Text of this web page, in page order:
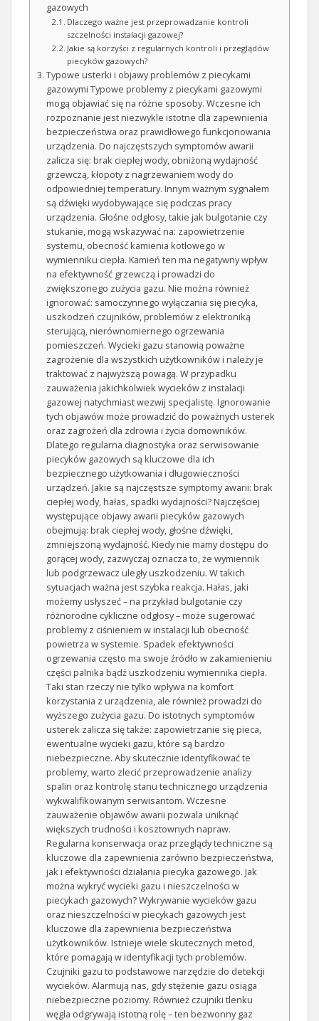
gazowych
Dlaczego ważne jest przeprowadzanie kontroli
szczelności instalacji gazowej?
Jakie są korzyści z regularnych kontroli i przeglądów
piecyków gazowych?
Typowe usterki i objawy problemów z piecykami
gazowymi Typowe problemy z piecykami gazowymi
mogą objawiać się na różne sposoby. Wczesne ich
rozpoznanie jest niezwykle istotne dla zapewnienia
bezpieczeństwa oraz prawidłowego funkcjonowania
urządzenia. Do najczęstszych symptomów awarii
zalicza się: brak ciepłej wody, obniżoną wydajność
grzewczą, kłopoty z nagrzewaniem wody do
odpowiedniej temperatury. Innym ważnym sygnałem
są dźwięki wydobywające się podczas pracy
urządzenia. Głośne odgłosy, takie jak bulgotanie czy
stukanie, mogą wskazywać na: zapowietrzenie
systemu, obecność kamienia kotłowego w
wymienniku ciepła. Kamień ten ma negatywny wpływ
na efektywność grzewczą i prowadzi do
zwiększonego zużycia gazu. Nie można również
ignorować: samoczynnego wyłączania się piecyka,
uszkodzeń czujników, problemów z elektroniką
sterującą, nierównomiernego ogrzewania
pomieszczeń. Wycieki gazu stanowią poważne
zagrożenie dla wszystkich użytkowników i należy je
traktować z najwyższą powagą. W przypadku
zauważenia jakichkolwiek wycieków z instalacji
gazowej natychmiast wezwij specjalistę. Ignorowanie
tych objawów może prowadzić do poważnych usterek
oraz zagrożeń dla zdrowia i życia domowników.
Dlatego regularna diagnostyka oraz serwisowanie
piecyków gazowych są kluczowe dla ich
bezpiecznego użytkowania i długowieczności
urządzeń. Jakie są najczęstsze symptomy awarii: brak
ciepłej wody, hałas, spadki wydajności? Najczęściej
występujące objawy awarii piecyków gazowych
obejmują: brak ciepłej wody, głośne dźwięki,
zmniejszoną wydajność. Kiedy nie mamy dostępu do
gorącej wody, zazwyczaj oznacza to, że wymiennik
lub podgrzewacz uległy uszkodzeniu. W takich
sytuacjach ważna jest szybka reakcja. Hałas, jaki
możemy usłyszeć – na przykład bulgotanie czy
różnorodne cykliczne odgłosy – może sugerować
problemy z ciśnieniem w instalacji lub obecność
powietrza w systemie. Spadek efektywności
ogrzewania często ma swoje źródło w zakamienieniu
części palnika bądź uszkodzeniu wymiennika ciepła.
Taki stan rzeczy nie tylko wpływa na komfort
korzystania z urządzenia, ale również prowadzi do
wyższego zużycia gazu. Do istotnych symptomów
usterek zalicza się także: zapowietrzanie się pieca,
ewentualne wycieki gazu, które są bardzo
niebezpieczne. Aby skutecznie identyfikować te
problemy, warto zlecić przeprowadzenie analizy
spalin oraz kontrolę stanu technicznego urządzenia
wykwalifikowanym serwisantom. Wczesne
zauważenie objawów awarii pozwala uniknąć
większych trudności i kosztownych napraw.
Regularna konserwacja oraz przeglądy techniczne są
kluczowe dla zapewnienia zarówno bezpieczeństwa,
jak i efektywności działania piecyka gazowego. Jak
można wykryć wycieki gazu i nieszczelności w
piecykach gazowych? Wykrywanie wycieków gazu
oraz nieszczelności w piecykach gazowych jest
kluczowe dla zapewnienia bezpieczeństwa
użytkowników. Istnieje wiele skutecznych metod,
które pomagają w identyfikacji tych problemów.
Czujniki gazu to podstawowe narzędzie do detekcji
wycieków. Alarmują nas, gdy stężenie gazu osiąga
niebezpieczne poziomy. Również czujniki tlenku
węgla odgrywają istotną rolę – ten bezwonny gaz